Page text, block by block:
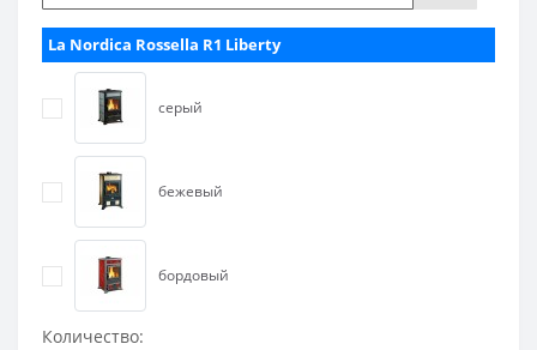
La Nordica Rossella R1 Liberty
серый
бежевый
бордовый
Количество: